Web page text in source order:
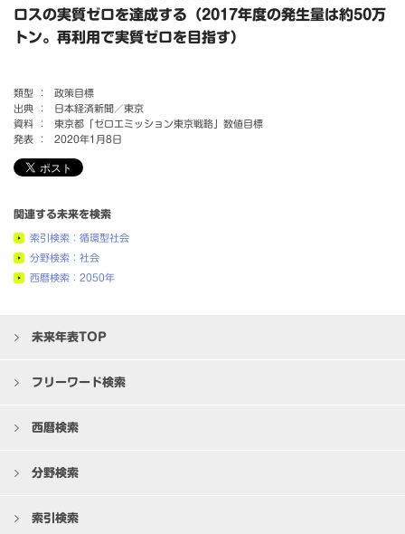
ロスの実質ゼロを達成する（2017年度の発生量は約50万
トン。再利用で実質ゼロを目指す）
類型 ：
政策目標
出典 ：
日本経済新聞／東京
資料 ：
東京都「ゼロエミッション東京戦略」数値目標
発表 ：
2020年1月8日
関連する未来を検索
索引検索：循環型社会
分野検索：社会
西暦検索：2050年
未来年表TOP
フリーワード検索
西暦検索
分野検索
索引検索